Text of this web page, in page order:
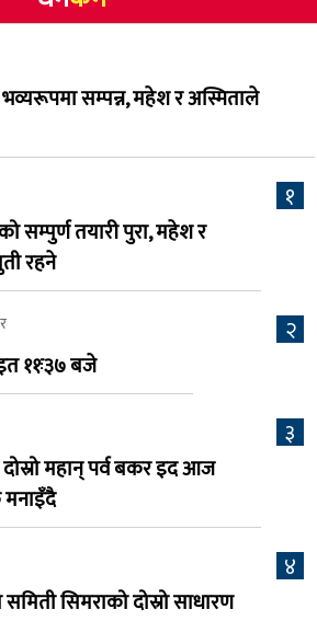
न्यौपाने बिजयी
नेप्लिज सोसाइटि अफ
२०८३ श्रावण ६, बुधबार
कामना खबर पत्रिका
७ क्यालगरी नेपाली मेला
२०८३ श्रावण २, शनिबार
८
क्यालगरी नेपाली मेलाको
अस्मिताको बेजोड प्रस्तुती रहने
सम्पन्न, महेश र अस्मिताले
१
सम्पुर्ण तयारी पुरा, महेश र
रहने
२
११ः३७ बजे
३
महान् पर्व बकर इद आज
मनाइँदै
४
सिमराको दोस्रो साधारण